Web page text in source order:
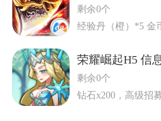
剩余0个
荣耀崛起H5 信
剩余0个